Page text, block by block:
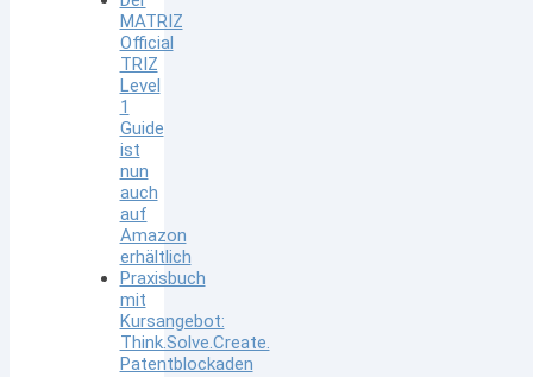
MATRIZ
Official
TRIZ
Level
1
Guide
ist
nun
auch
auf
Amazon
erhältlich
Praxisbuch
mit
Kursangebot:
Think.Solve.Create.
Patentblockaden